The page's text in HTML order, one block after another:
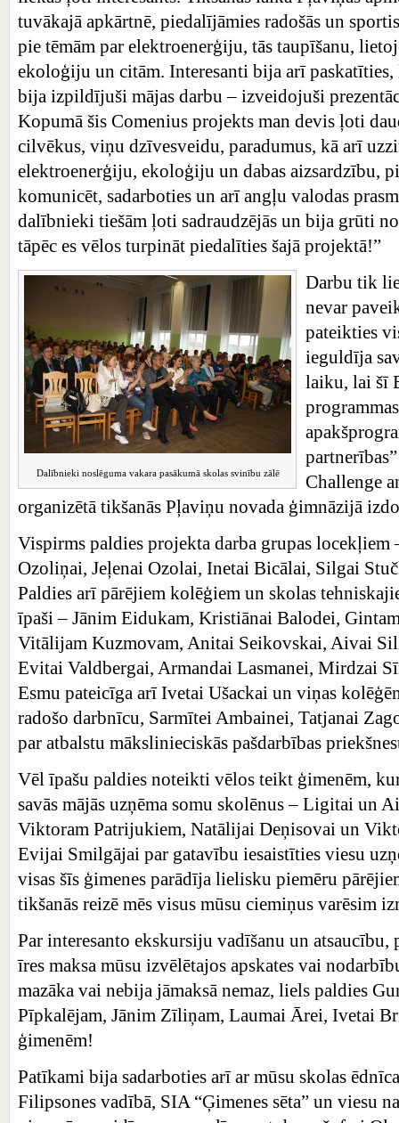
tuvākajā apkārtnē, piedalījāmies radošās un
pie tēmām par elektroenerģiju, tās taupīšanu,
ekoloģiju un citām. Interesanti bija arī
bija izpildījuši mājas darbu – izveidojuši
Kopumā šis Comenius projekts man devis ļoti
cilvēkus, viņu dzīvesveidu, paradumus, kā arī
elektroenerģiju, ekoloģiju un dabas aizsardzību,
komunicēt, sadarboties un arī angļu valodas
dalībnieki tiešām ļoti sadraudzējās un bija grūti
tāpēc es vēlos turpināt piedalīties šajā projektā!”
Dalībnieki noslēguma vakara pasākumā skolas svinību zālē
Darbu tik
nevar
pateikties
ieguldīja
laiku, lai šī
Challenge
organizētā tikšanās Pļaviņu novada ģimnāzijā
Vispirms paldies projekta darba grupas
Ozoliņai, Jeļenai Ozolai, Inetai Bicālai, Silgai
Paldies arī pārējiem kolēģiem un skolas
īpaši – Jānim Eidukam, Kristiānai Balodei,
Vitālijam Kuzmovam, Anitai Seikovskai, Aivai
Evitai Valdbergai, Armandai Lasmanei, Mirdzai
Esmu pateicīga arī Ivetai Ušackai un viņas
radošo darbnīcu, Sarmītei Ambainei, Tatjanai
par atbalstu mākslinieciskās pašdarbības
Vēl īpašu paldies noteikti vēlos teikt ģimenēm,
savās mājās uzņēma somu skolēnus – Ligitai un
Viktoram Patrijukiem, Natālijai Deņisovai un
Evijai Smilgājai par gatavību iesaistīties viesu
visas šīs ģimenes parādīja lielisku piemēru
tikšanās reizē mēs visus mūsu ciemiņus varēsim
Par interesanto ekskursiju vadīšanu un atsaucību,
īres maksa mūsu izvēlētajos apskates vai
mazāka vai nebija jāmaksā nemaz, liels paldies
Pīpkalējam, Jānim Zīliņam, Laumai Ārei, Ivetai
ģimenēm!
Patīkami bija sadarboties arī ar mūsu skolas
Filipsones vadībā, SIA “Ģimenes sēta” un viesu